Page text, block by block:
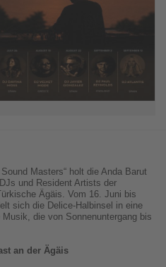
Masters“ holt die Anda Barut
und Resident Artists der
Ägäis. Vom 16. Juni bis
sich die Delice-Halbinsel in eine
die von Sonnenuntergang bis
an der Ägäis